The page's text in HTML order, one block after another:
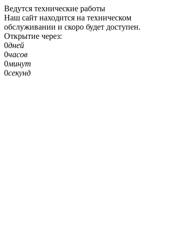
Ведутся технические работы
Наш сайт находится на техническом
обслуживании и скоро будет доступен.
Открытие через:
0дней
0часов
0минут
0секунд